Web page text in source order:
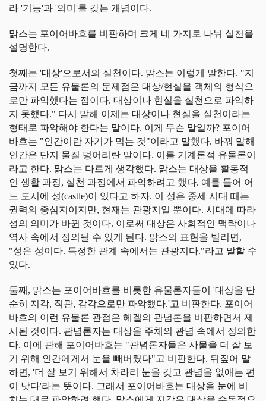
라 '기능'과 '의미'를 갖는 개념이다.
맑스는 포이어바흐를 비판하며 크게 네 가지로 나눠 실천을
설명한다.
첫째는 '대상'으로서의 실천이다. 맑스는 이렇게 말한다. "지
금까지 모든 유물론의 문제점은 대상/현실을 객체의 형식으
로만 파악했다는 점이다. 대상이나 현실을 실천으로 파악하
지 못했다." 다시 말해 이제는 대상이나 현실을 실천이라는
형태로 파악해야 한다는 말이다. 이게 무슨 말일까? 포이어
바흐는 "인간이란 자기가 먹는 것"이라고 말했다. 바꿔 말해
인간은 단지 물질 덩어리란 말이다. 이를 기계론적 유물론이
라고 한다. 맑스는 다르게 생각했다. 맑스는 대상을 활동적
인 생활 과정, 실천 과정에서 파악하려고 했다. 예를 들어 어
느 도시에 성(castle)이 있다고 하자. 이 성은 중세 시대 때는
권력의 중심지이지만, 현재는 관광지일 뿐이다. 시대에 따라
성의 의미가 바뀐 것이다. 이로써 대상은 사회적인 맥락이나
역사 속에서 정의될 수 있게 된다. 맑스의 표현을 빌리면,
"성은 성이다. 특정한 관계 속에서는 관광지다."라고 말할 수
있다.
둘째, 맑스는 포이어바흐를 비롯한 유물론자들이 '대상을 단
순히 지각, 직관, 감각으로만 파악했다.'고 비판한다. 포이어
바흐의 이런 유물론 관점은 헤겔의 관념론을 비판하면서 제
시된 것이다. 관념론자는 대상을 주체의 관념 속에서 정의한
다. 이에 관해 포이어바흐는 "관념론자들은 사물을 더 잘 보
기 위해 인간에게서 눈을 빼버렸다"고 비판한다. 뒤짚어 말
하면, '더 잘 보기 위해서 차라리 눈을 갖고 관념을 없애는 편
이 낫다'라는 뜻이다. 그래서 포이어바흐는 대상을 눈에 비